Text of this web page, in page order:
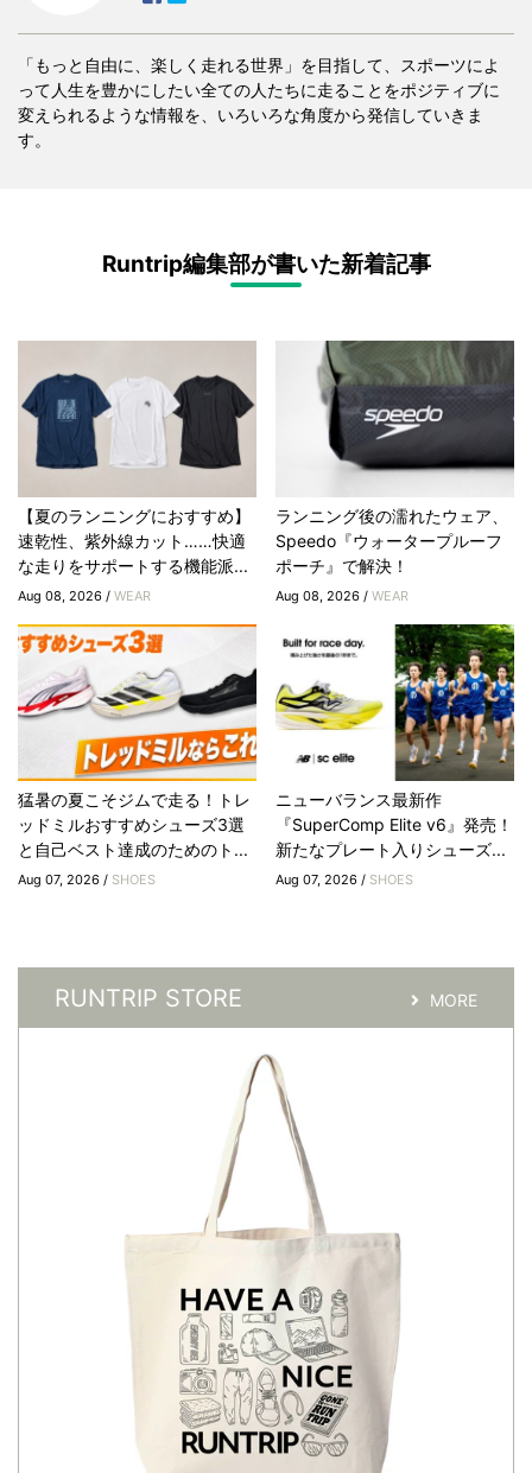
「もっと自由に、楽しく走れる世界」を目指して、スポーツによ
って人生を豊かにしたい全ての人たちに走ることをポジティブに
変えられるような情報を、いろいろな角度から発信していきま
す。
Runtrip編集部が書いた新着記事
【夏のランニングにおすすめ】
速乾性、紫外線カット……快適
な走りをサポートする機能派...
Aug 08, 2026 / WEAR
ランニング後の濡れたウェア、
Speedo『ウォータープルーフ
ポーチ』で解決！
Aug 08, 2026 /WEAR
猛暑の夏こそジムで走る！トレ
ッドミルおすすめシューズ3選
と自己ベスト達成のためのト...
Aug 07, 2026 / SHOES
ニューバランス最新作
『SuperComp Elite v6』発売！
新たなプレート入りシューズ...
Aug 07, 2026 / SHOES
RUNTRIP STORE MORE